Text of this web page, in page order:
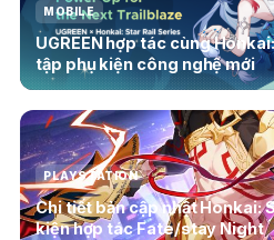
MOBILE
UGREEN hợp tác cùng
tập phụ kiện công nghệ mới
PLAYSTATION
Chi tiết bản cập nhật Honkai:
kiện hợp tác Fate/stay Night